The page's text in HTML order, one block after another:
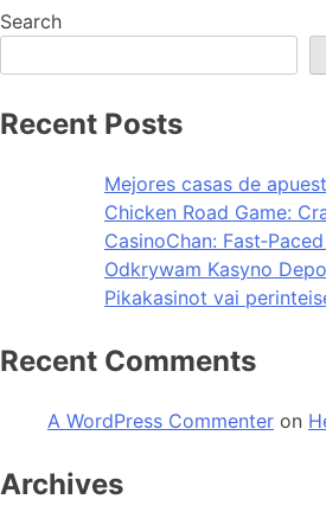
Search
Recent Posts
Mejores casas de
Chicken Road Game:
CasinoChan:
Odkrywam Kasyno
Pikakasinot vai
Recent Comments
A WordPress Commenter on
Archives